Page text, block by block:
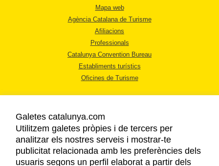
Mapa web
Agència Catalana de Turisme
Afiliacions
Professionals
Catalunya Convention Bureau
Establiments turístics
Oficines de Turisme
AVÍS LEGAL
POLÍTICA DE PRIVACITAT
Galetes catalunya.com
Utilitzem galetes pròpies i de tercers per
analitzar els nostres serveis i mostrar-te
publicitat relacionada amb les preferències dels
usuaris segons un perfil elaborat a partir dels